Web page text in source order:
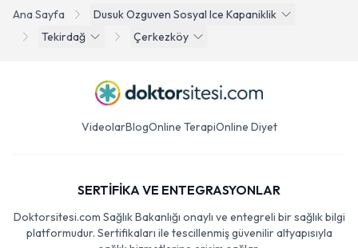
Ana Sayfa
Dusuk Ozguven Sosyal Ice Kapaniklik
Tekirdağ
Çerkezköy
VideolarBlogOnline TerapiOnline Diyet
SERTİFİKA VE ENTEGRASYONLAR
Doktorsitesi.com Sağlık Bakanlığı onaylı ve entegreli bir sağlık bilgi
platformudur. Sertifikaları ile tescillenmiş güvenilir altyapısıyla